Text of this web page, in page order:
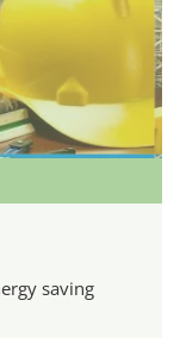
saving